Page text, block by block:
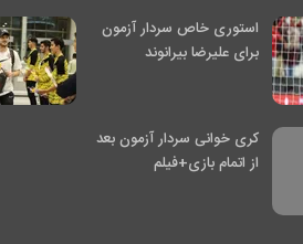
استوری خاص سردار آزمون
برای علیرضا بیرانوند
کری خوانی سردار آزمون بعد
از اتمام بازی+فیلم